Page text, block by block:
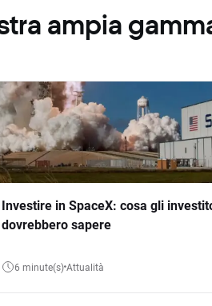
ampia
Investire in SpaceX: cosa gli
dovrebbero sapere
6 minute(s) Attualità